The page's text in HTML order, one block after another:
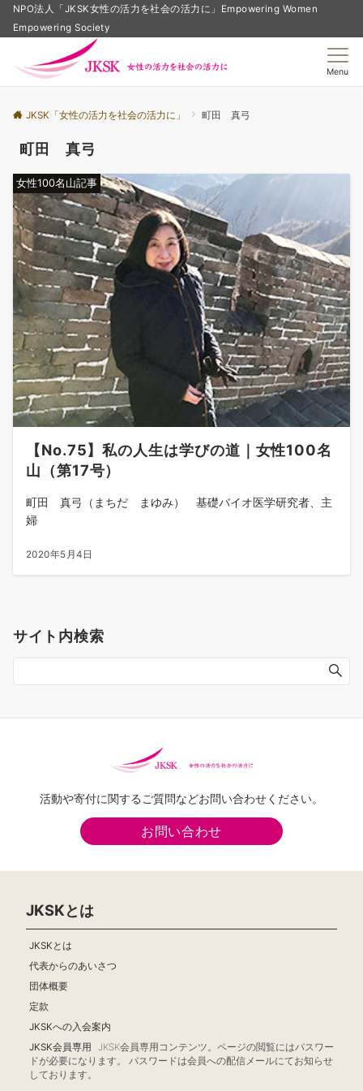
NPO法人「JKSK女性の活力を社会の活力に」Empowering Women
Empowering Society
Menu
JKSK「女性の活力を社会の活力に」 町田 真弓
町田 真弓
女性100名山記事
【No.75】私の人生は学びの道｜女性100名
山（第17号）
町田 真弓（まちだ まゆみ） 基礎バイオ医学研究者、主
婦
2020年5月4日
サイト内検索
活動や寄付に関するご質問などお問い合わせください。
お問い合わせ
JKSKとは
JKSKとは
代表からのあいさつ
団体概要
定款
JKSKへの入会案内
JKSK会員専用
JKSK会員専用コンテンツ。ページの閲覧にはパスワー
ドが必要になります。 パスワードは会員への配信メールにてお知らせ
しております。